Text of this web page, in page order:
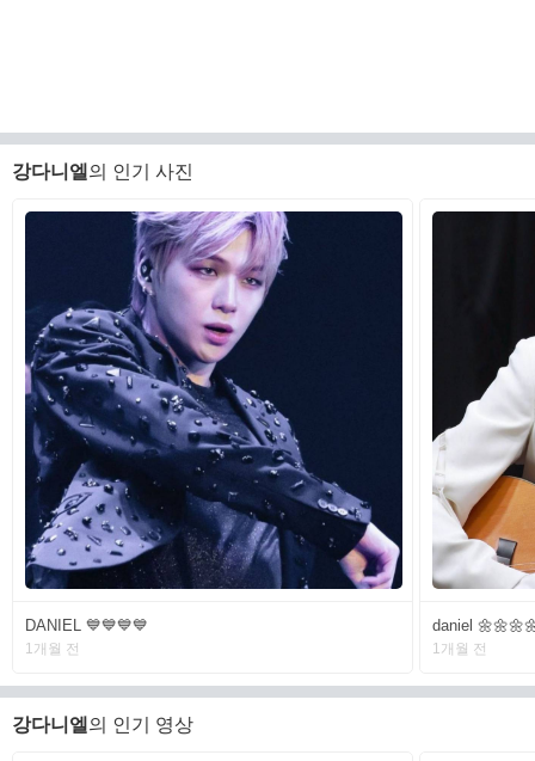
강다니엘 의 인기 사진
DANIEL 💙💙💙💙
1개월 전
daniel
1개월 전
강다니엘 의 인기 영상